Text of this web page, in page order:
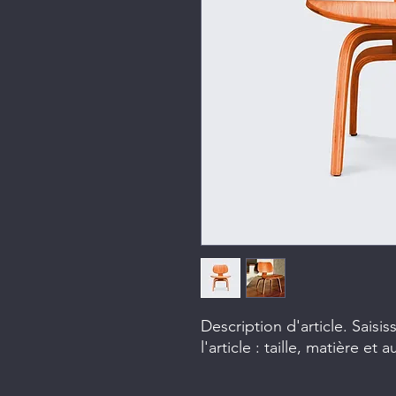
Description d'article.
l'article : taille, matière et